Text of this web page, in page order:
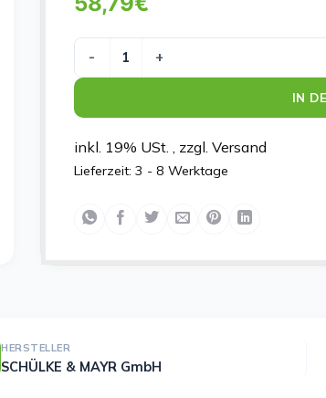
SCHUELKE WOUND PAD BLAU Menge
IN
inkl. 19% USt. , zzgl. Versand
Lieferzeit: 3 - 8 Werktage
HERSTELLER
SCHÜLKE & MAYR GmbH